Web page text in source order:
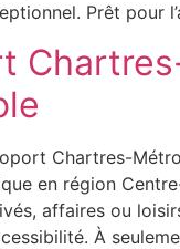
Prêt pour
Chartres-
en région
affaires ou
À